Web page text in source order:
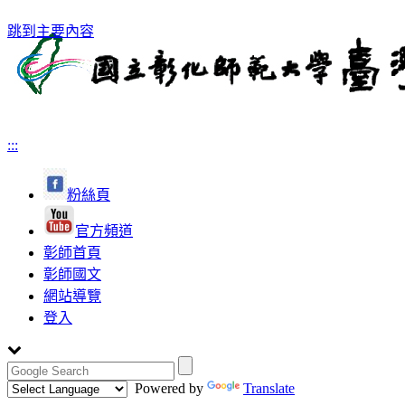
跳到主要內容
:::
粉絲頁
官方頻道
彰師首頁
彰師國文
網站導覽
登入
Powered by Translate